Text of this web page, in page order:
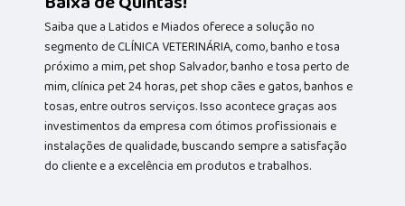
Saiba que a Latidos e Miados oferece a solução no
segmento de CLÍNICA VETERINÁRIA, como, banho e tosa
próximo a mim, pet shop Salvador, banho e tosa perto de
mim, clínica pet 24 horas, pet shop cães e gatos, banhos e
tosas, entre outros serviços. Isso acontece graças aos
investimentos da empresa com ótimos profissionais e
instalações de qualidade, buscando sempre a satisfação
do cliente e a excelência em produtos e trabalhos.